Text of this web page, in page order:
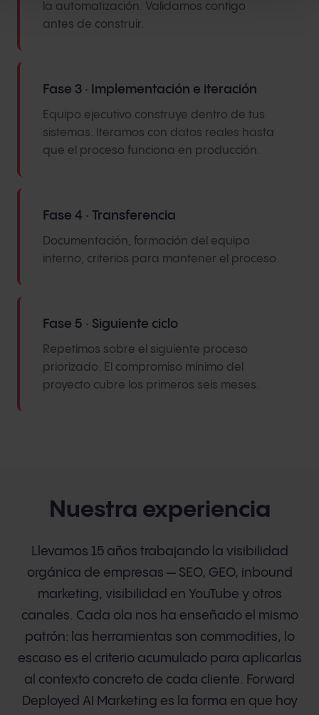
la automatización. Validamos contigo
antes de construir.
Fase 3 · Implementación e iteración
Equipo ejecutivo construye dentro de tus
sistemas. Iteramos con datos reales hasta
que el proceso funciona en producción.
Fase 4 · Transferencia
Documentación, formación del equipo
interno, criterios para mantener el proceso.
Fase 5 · Siguiente ciclo
Repetimos sobre el siguiente proceso
priorizado. El compromiso mínimo del
proyecto cubre los primeros seis meses.
Nuestra experiencia
Llevamos 15 años trabajando la visibilidad
orgánica de empresas — SEO, GEO, inbound
marketing, visibilidad en YouTube y otros
canales. Cada ola nos ha enseñado el mismo
patrón: las herramientas son commodities, lo
escaso es el criterio acumulado para aplicarlas
al contexto concreto de cada cliente. Forward
Deployed AI Marketing es la forma en que hoy